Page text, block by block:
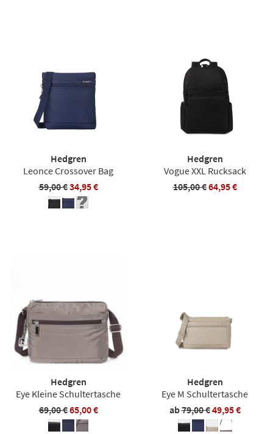
Hedgren
Leonce Crossover Bag
59,00 €34,95 €
Hedgren
Vogue XXL Rucksack
105,00 €64,95 €
Hedgren
Eye Kleine Schultertasche
69,00 €65,00 €
Hedgren
Eye M Schultertasche
ab79,00 €49,95 €